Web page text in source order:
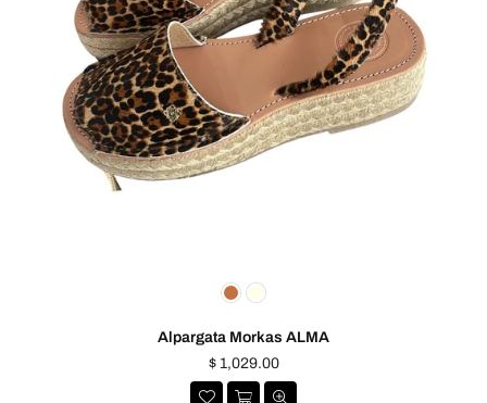
Alpargata Morkas ALMA
$ 1,029.00